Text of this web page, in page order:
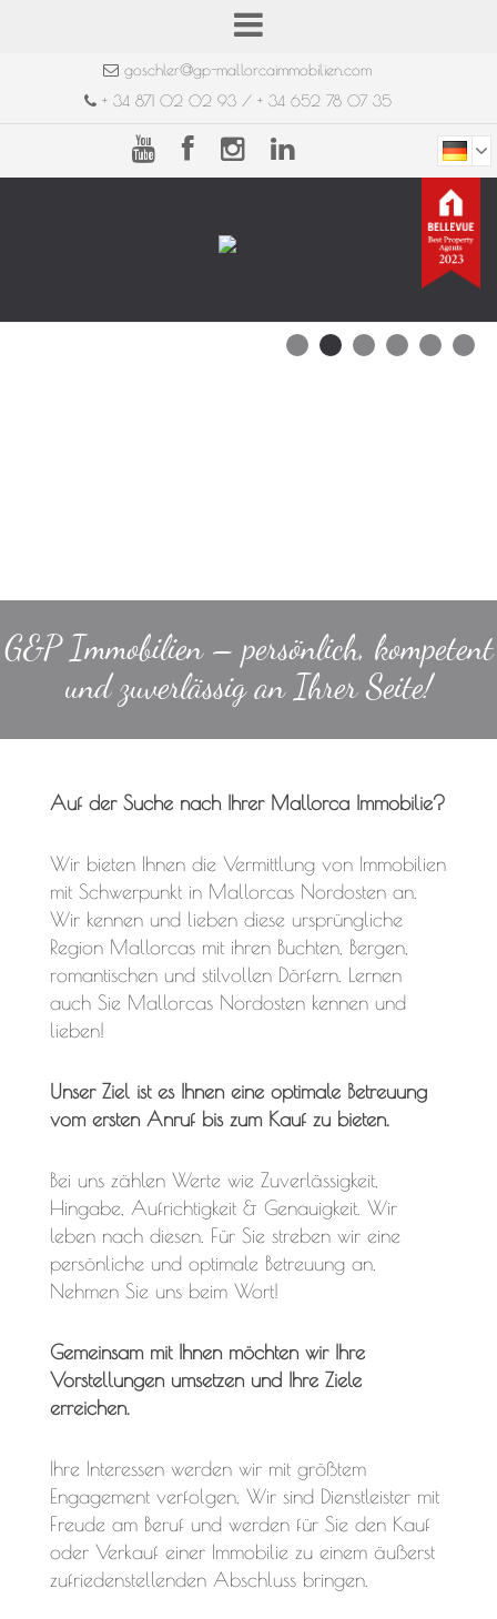
goschler@gp-mallorcaimmobilien.com
+ 34 871 02 02 93 / + 34 652 78 07 35
1 2 3 4 5 6
G&P Immobilien – persönlich, kompetent
und zuverlässig an Ihrer Seite!
Auf der Suche nach Ihrer Mallorca Immobilie?
Wir bieten Ihnen die Vermittlung von Immobilien
mit Schwerpunkt in Mallorcas Nordosten an.
Wir kennen und lieben diese ursprüngliche
Region Mallorcas mit ihren Buchten, Bergen,
romantischen und stilvollen Dörfern. Lernen
auch Sie Mallorcas Nordosten kennen und
lieben!
Unser Ziel ist es Ihnen eine optimale Betreuung
vom ersten Anruf bis zum Kauf zu bieten.
Bei uns zählen Werte wie Zuverlässigkeit,
Hingabe, Aufrichtigkeit & Genauigkeit. Wir
leben nach diesen. Für Sie streben wir eine
persönliche und optimale Betreuung an.
Nehmen Sie uns beim Wort!
Gemeinsam mit Ihnen möchten wir Ihre
Vorstellungen umsetzen und Ihre Ziele
erreichen.
Ihre Interessen werden wir mit größtem
Engagement verfolgen. Wir sind Dienstleister mit
Freude am Beruf und werden für Sie den Kauf
oder Verkauf einer Immobilie zu einem äußerst
zufriedenstellenden Abschluss bringen.